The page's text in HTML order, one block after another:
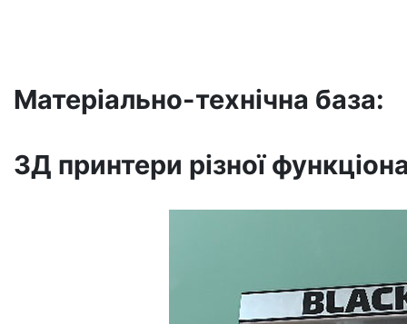
Матеріально-технічна база:
3Д принтери різної